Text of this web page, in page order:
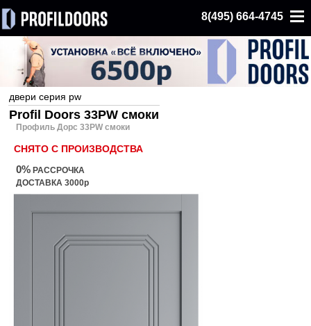
8(495) 664-4745
двери серия pw
Profil Doors 33PW смоки
Профиль Дорс 33PW смоки
СНЯТО С ПРОИЗВОДСТВА
0% РАССРОЧКА
ДОСТАВКА 3000р